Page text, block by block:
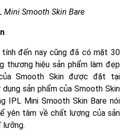
Mini Smooth Skin Bare
tính đến nay cũng đã có mặt 30
thương hiệu sản phẩm làm đẹp
Smooth Skin được đặt tại
sản phẩm của Smooth Skin
IPL Mini Smooth Skin Bare nói
yên tâm về chất lượng của sản
lưỡng.